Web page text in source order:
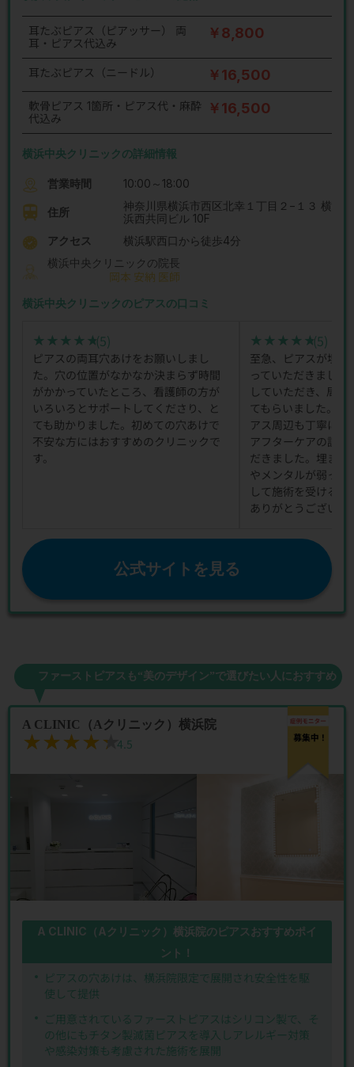
耳たぶピアス（ピアッサー） 両
耳・ピアス代込み
￥8,800
耳たぶピアス（ニードル） ￥16,500
軟骨ピアス 1箇所・ピアス代・麻酔
代込み
￥16,500
横浜中央クリニックの詳細情報
営業時間 10:00～18:00
住所
神奈川県横浜市西区北幸１丁目２−１３ 横
浜西共同ビル 10F
アクセス
横浜駅西口から徒歩4分
横浜中央クリニックの院長
岡本 安納 医師
横浜中央クリニックのピアスの口コミ
★★★★★
★★★★★(5)
ピアスの両耳穴あけをお願いしまし
た。穴の位置がなかなか決まらず時間
がかかっていたところ、看護師の方が
いろいろとサポートしてくださり、と
ても助かりました。初めての穴あけで
不安な方にはおすすめのクリニックで
す。
★★★★★
★★★★★(5)
至急、ピアスが埋ま
っていただきまし
していただき、局
てもらいました。埋
アス周辺も丁寧に
アフターケアの説
だきました。埋まっ
やメンタルが弱って
して施術を受ける
ありがとうございま
公式サイトを見る
ファーストピアスも“美のデザイン”で選びたい人におすすめ
A CLINIC（Aクリニック）横浜院
★★★★★
★★★★★4.5
A CLINIC（Aクリニック）横浜院のピアスおすすめポイ
ント！
ピアスの穴あけは、横浜院限定で展開され安全性を駆
使して提供
ご用意されているファーストピアスはシリコン製で、そ
の他にもチタン製滅菌ピアスを導入しアレルギー対策
や感染対策も考慮された施術を展開